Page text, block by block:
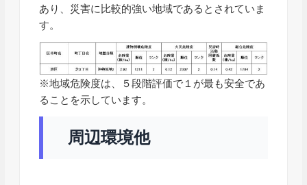
あり、災害に比較的強い地域であるとされていま
す。
※地域危険度は、５段階評価で１が最も安全であ
ることを示しています。
周辺環境他